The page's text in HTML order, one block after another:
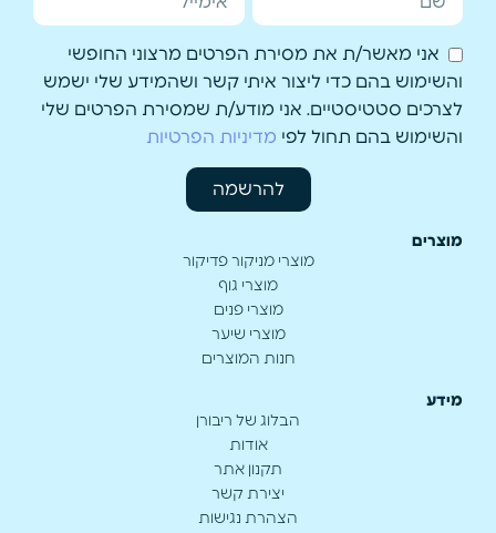
אני מאשר/ת את מסירת הפרטים מרצוני החופשי
והשימוש בהם כדי ליצור איתי קשר ושהמידע שלי ישמש
לצרכים סטטיסטיים. אני מודע/ת שמסירת הפרטים שלי
והשימוש בהם תחול לפי מדיניות הפרטיות
להרשמה
מוצרים
מוצרי מניקור פדיקור
מוצרי גוף
מוצרי פנים
מוצרי שיער
חנות המוצרים
מידע
הבלוג של ריבורן
אודות
תקנון אתר
יצירת קשר
הצהרת נגישות